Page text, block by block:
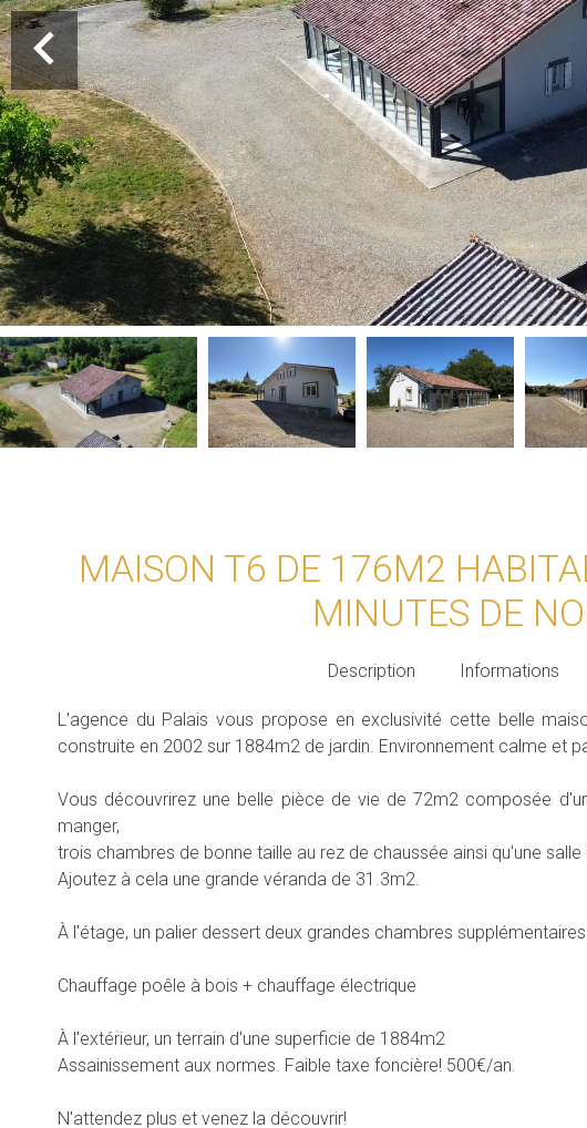
MAISON T6 DE 176M2
MINUTES DE
Description Informations
L'agence du Palais vous propose en exclusivité cette belle
construite en 2002 sur 1884m2 de jardin. Environnement calme et
Vous découvrirez une belle pièce de vie de 72m2 composée
manger,
trois chambres de bonne taille au rez de chaussée ainsi qu'une
Ajoutez à cela une grande véranda de 31.3m2.
À l'étage, un palier dessert deux grandes chambres supplémentaires
Chauffage poêle à bois + chauffage électrique
À l'extérieur, un terrain d'une superficie de 1884m2
Assainissement aux normes. Faible taxe foncière! 500€/an.
N'attendez plus et venez la découvrir!